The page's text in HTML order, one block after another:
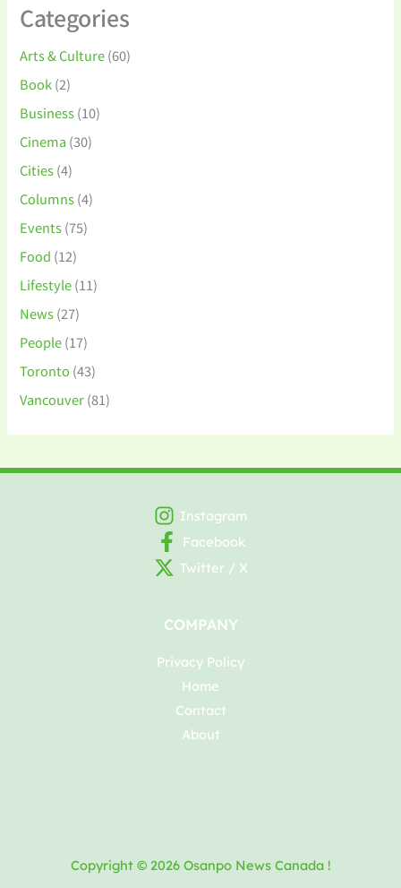
Categories
Arts & Culture(60)
Book(2)
Business(10)
Cinema (30)
Cities(4)
Columns(4)
Events(75)
Food (12)
Lifestyle(11)
News(27)
People(17)
Toronto (43)
Vancouver(81)
Instagram
Facebook
Twitter / X
COMPANY
Privacy Policy
Home
Contact
About
Copyright © 2026 Osanpo News Canada !